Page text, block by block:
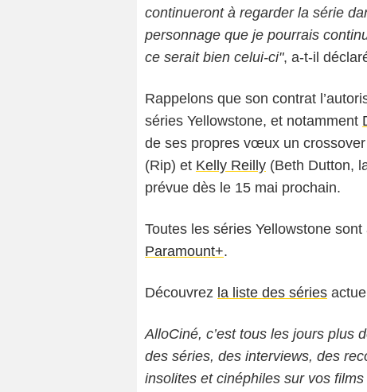
continueront à regarder la série
personnage que je pourrais
ce serait bien celui-ci", a-t-il
Rappelons que son contrat
séries Yellowstone, et notamment
de ses propres vœux un
(Rip) et Kelly Reilly (Beth Dutton,
prévue dès le 15 mai prochain.
Toutes les séries Yellowstone
Paramount+.
Découvrez la liste des séries
AlloCiné, c’est tous les jours plus
des séries, des interviews, des
insolites et cinéphiles sur vos